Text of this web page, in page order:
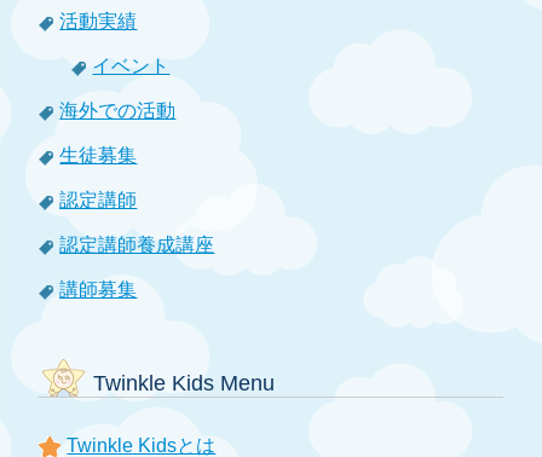
活動実績
イベント
海外での活動
生徒募集
認定講師
認定講師養成講座
講師募集
Twinkle Kids Menu
Twinkle Kidsとは